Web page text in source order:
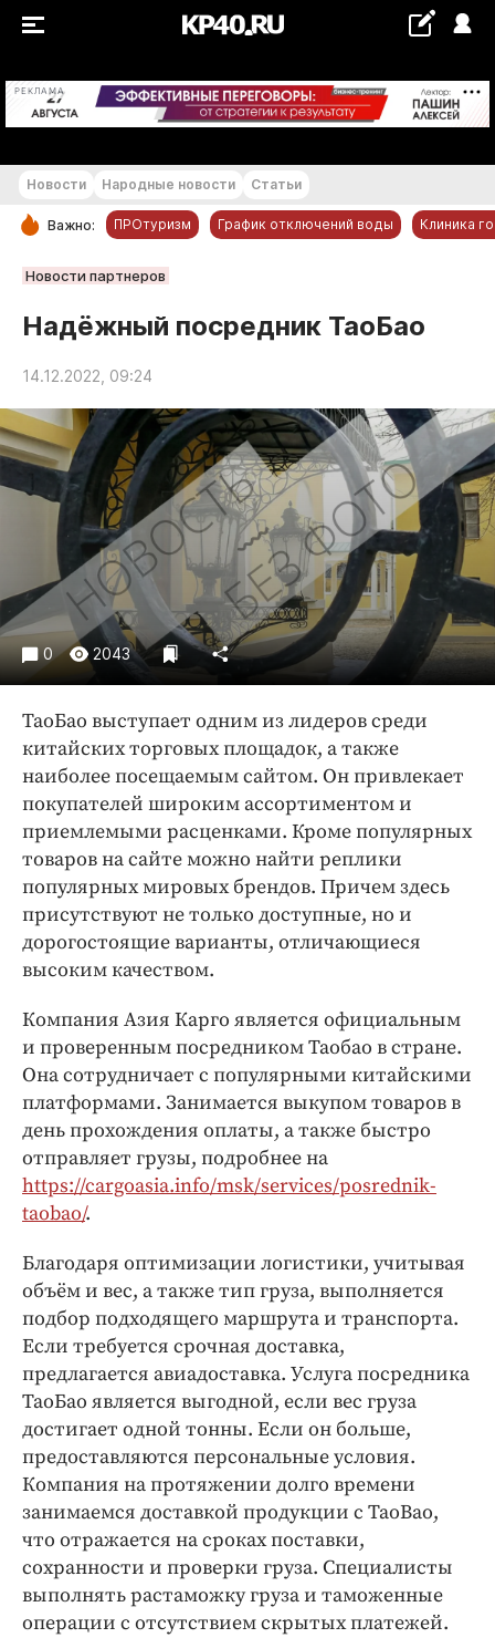
РЕКЛАМА +19...+20 °С
РУБРИКИ
Обнинск
Новости компаний
Статьи
Народные новости
Авто и транспорт
Благоустройство
Криминал
Культура
Недвижимость и ЖКХ
Образование
Общество
Погода
Происшествия
Спорт
Экономика и бизнес
ПРОЕКТЫ
Блоги
Издания
Медиаперсона
Клиника года
Бренд года
Работодатель года
Новости Народные новости Статьи
Важно: ПРОтуризм График отключений воды Клиника
Новости партнеров
Надёжный посредник ТаоБао
14.12.2022, 09:24
0 2043
ТаоБао выступает одним из лидеров среди
китайских торговых площадок, а также
наиболее посещаемым сайтом. Он привлекает
покупателей широким ассортиментом и
приемлемыми расценками. Кроме популярных
товаров на сайте можно найти реплики
популярных мировых брендов. Причем здесь
присутствуют не только доступные, но и
дорогостоящие варианты, отличающиеся
высоким качеством.
Компания Азия Карго является официальным
и проверенным посредником Таобао в стране.
Она сотрудничает с популярными китайскими
платформами. Занимается выкупом товаров в
день прохождения оплаты, а также быстро
отправляет грузы, подробнее на
https://cargoasia.info/msk/services/posrednik-
taobao/.
Благодаря оптимизации логистики, учитывая
объём и вес, а также тип груза, выполняется
подбор подходящего маршрута и транспорта.
Если требуется срочная доставка,
предлагается авиадоставка. Услуга посредника
ТаоБао является выгодной, если вес груза
достигает одной тонны. Если он больше,
предоставляются персональные условия.
Компания на протяжении долго времени
занимаемся доставкой продукции с TaoBao,
что отражается на сроках поставки,
сохранности и проверки груза. Специалисты
выполнять растаможку груза и таможенные
операции с отсутствием скрытых платежей.